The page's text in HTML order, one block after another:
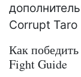
Corrupt
Как
Fight Guide